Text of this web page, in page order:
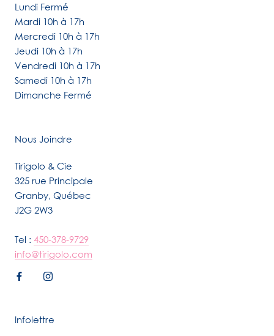
Lundi Fermé
Mardi 10h à 17h
Mercredi 10h à 17h
Jeudi 10h à 17h
Vendredi 10h à 17h
Samedi 10h à 17h
Dimanche Fermé
Nous Joindre
Tirigolo & Cie
325 rue Principale
Granby, Québec
J2G 2W3
Tel : 450-378-9729
info@tirigolo.com
Infolettre